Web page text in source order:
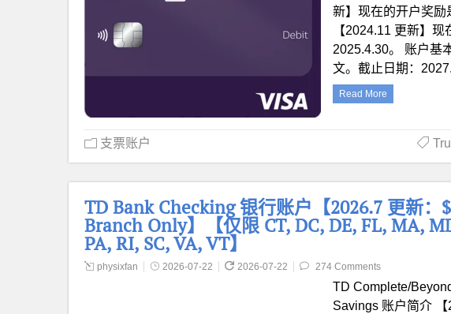
新】现在的开户奖励
【2024.11 更新】
2025.4.30。 账户基
文。截止日期：
Read More
支票账户
TD Bank Checking 银行账户【2026.7 更新：
Branch Only】【仅限 CT, DC, DE, FL, MA,
PA, RI, SC, VA, VT】
physixfan 2026-07-22 2026-07-22 274 Comments
TD Complete/
Savings 账户简介